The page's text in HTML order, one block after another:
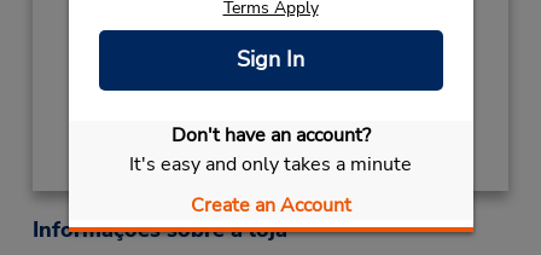
Terms Apply
Sign In
Don't have an account?
It's easy and only takes a minute
Create an Account
Local de entrega das chaves
Obter instruções de caminho
Informações sobre a loja